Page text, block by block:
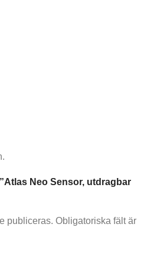
Neo Sensor, utdragbar
publiceras. Obligatoriska fält är